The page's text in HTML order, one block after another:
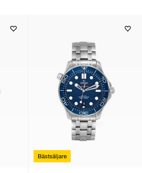
Bästsäljare